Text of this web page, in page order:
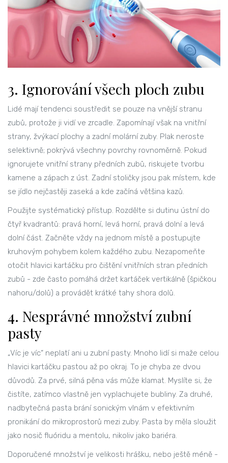
3. Ignorování všech ploch zubu
Lidé mají tendenci soustředit se pouze na vnější stranu
zubů, protože ji vidí ve zrcadle. Zapomínají však na vnitřní
strany, žvýkací plochy a zadní molární zuby. Plak neroste
selektivně; pokrývá všechny povrchy rovnoměrně. Pokud
ignorujete vnitřní strany předních zubů, riskujete tvorbu
kamene a zápach z úst. Zadní stoličky jsou pak místem, kde
se jídlo nejčastěji zaseká a kde začíná většina kazů.
Použijte systématický přístup. Rozdělte si dutinu ústní do
čtyř kvadrantů: pravá horní, levá horní, pravá dolní a levá
dolní část. Začněte vždy na jednom místě a postupujte
kruhovým pohybem kolem každého zubu. Nezapomeňte
otočit hlavici kartáčku pro čištění vnitřních stran předních
zubů - zde často pomáhá držet kartáček vertikálně (špičkou
nahoru/dolů) a provádět krátké tahy shora dolů.
4. Nesprávné množství zubní
pasty
„Víc je víc“ neplatí ani u zubní pasty. Mnoho lidí si maže celou
hlavici kartáčku pastou až po okraj. To je chyba ze dvou
důvodů. Za prvé, silná pěna vás může klamat. Myslíte si, že
čistíte, zatímco vlastně jen vyplachujete bubliny. Za druhé,
nadbytečná pasta brání sonickým vlnám v efektivním
pronikání do mikroprostorů mezi zuby. Pasta by měla sloužit
jako nosič fluóridu a mentolu, nikoliv jako bariéra.
Doporučené množství je velikosti hrášku, nebo ještě méně -